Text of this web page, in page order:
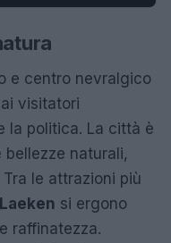
e centro nevralgico
visitatori
la politica. La città è
naturali,
le attrazioni più
si ergono
raffinatezza.